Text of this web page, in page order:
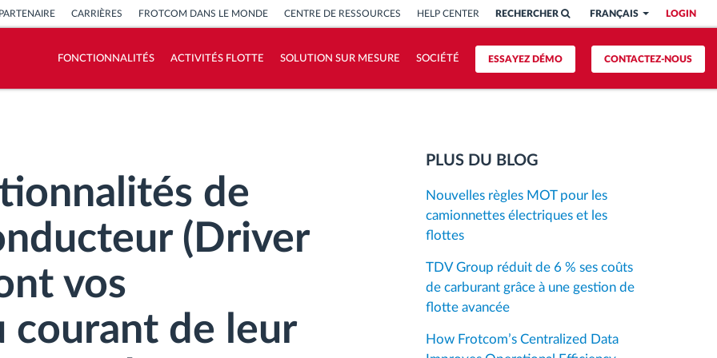
LOGIN
FRANÇAIS
RECHERCHER
CARRIÈRES FROTCOM DANS LE MONDE CENTRE DE RESSOURCES HELP CENTER
CONTACTEZ-NOUS
ESSAYEZ DÉMO
FONCTIONNALITÉS ACTIVITÉS FLOTTE SOLUTION SUR MESURE SOCIÉTÉ
de
(Driver
vos
courant de leur
PLUS DU BLOG
Nouvelles règles MOT pour les
camionnettes électriques et les
flottes
TDV Group réduit de 6 % ses coûts
de carburant grâce à une gestion de
flotte avancée
How Frotcom’s Centralized Data